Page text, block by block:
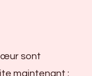
sont
maintenant :